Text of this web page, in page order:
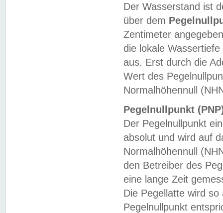
Der Wasserstand ist
über dem
Zentimeter
die lokale
aus. Erst durch die
Wert des
Normalhöhennull
Pegelnullpunkt
Der Pegelnullpunkt
absolut und wird auf
Normalhöhennull
den Betreiber des
eine lange Zeit
Die Pegellatte wird
Pegelnullpunkt